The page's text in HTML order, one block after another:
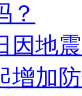
？
因地
增加